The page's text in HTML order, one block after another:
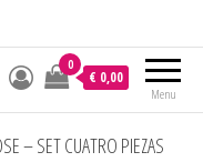
Menu
0
€ 0,00
– SET CUATRO PIEZAS